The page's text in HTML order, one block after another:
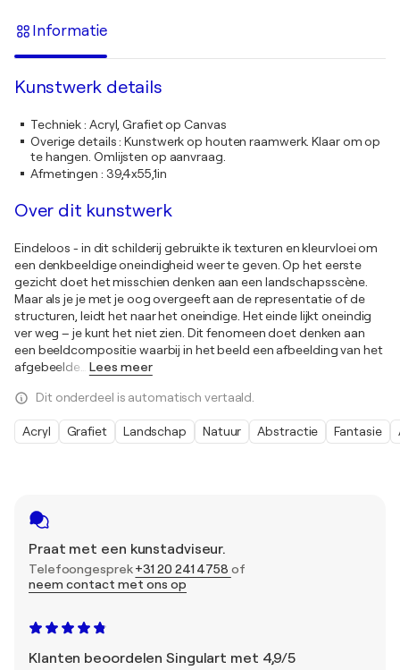
Praat met een kunstadviseur.
Telefoongesprek+31 20 241 4758 of
neem contact met ons op
Klanten beoordelen Singulart met 4,9/5
Informatie
Kunstwerk details
Techniek: Acryl, Grafiet op Canvas
Overige details:Kunstwerk op houten raamwerk. Klaar om op
te hangen. Omlijsten op aanvraag.
Afmetingen : 39,4x55,1in
Over dit kunstwerk
Eindeloos - in dit schilderij gebruikte ik texturen en kleurvloei om
een denkbeeldige oneindigheid weer te geven. Op het eerste
gezicht doet het misschien denken aan een landschapsscène.
Maar als je je met je oog overgeeft aan de representatie of de
structuren, leidt het naar het oneindige. Het einde lijkt oneindig
ver weg – je kunt het niet zien. Dit fenomeen doet denken aan
een beeldcompositie waarbij in het beeld een afbeelding van het
afgebeelde
Lees meer
Dit onderdeel is automatisch vertaald.
Acryl Grafiet Landschap Natuur Abstractie Fantasie